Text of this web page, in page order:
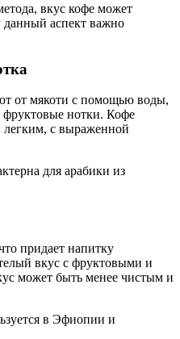
вкус кофе может
данный аспект важно
от мякоти с помощью воды,
фруктовые нотки. Кофе
легким, с выраженной
для арабики из
придает напитку
вкус с фруктовыми и
может быть менее чистым и
в Эфиопии и